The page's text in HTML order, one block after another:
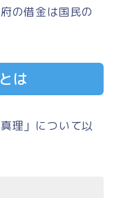
の借金は国民の
は
理」 について以